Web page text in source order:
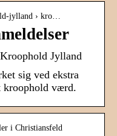
jylland › kro…
Jylland
sig ved ekstra
kroophold værd.
i Christiansfeld